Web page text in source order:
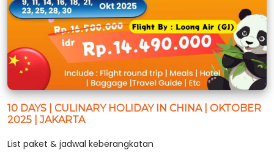
10 DAYS | CULINARY HOLIDAY IN CHINA | OKTOBER
2025 | JAKARTA
List paket & jadwal keberangkatan